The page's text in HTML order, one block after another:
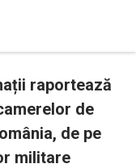
raportează
de
de pe
militare